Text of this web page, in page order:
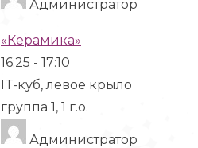
Администратор
«Керамика»
16:25 - 17:10
IT-куб, левое крыло
группа 1, 1 г.о.
Администратор